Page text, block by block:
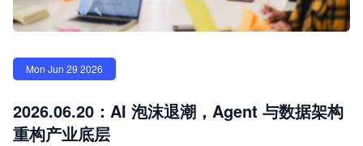
Mon Jun 29 2026
2026.06.20：AI 泡沫退潮，Agent 与数据架构
重构产业底层